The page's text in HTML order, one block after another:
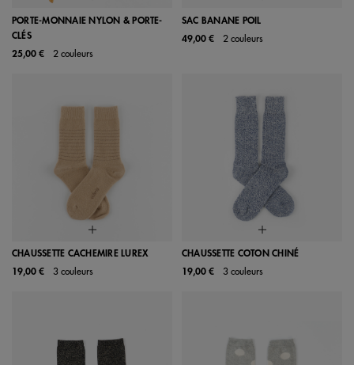
PORTE-MONNAIE NYLON & PORTE-
CLÉS
25,00 €
2 couleurs
SAC BANANE POIL
49,00 €
2 couleurs
CHAUSSETTE CACHEMIRE LUREX
19,00 €
3 couleurs
CHAUSSETTE COTON CHINÉ
19,00 €
3 couleurs